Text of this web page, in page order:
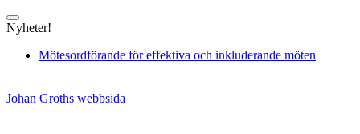
to
Nyheter!
Mötesordförande för effektiva och inkluderande möten
Johan Groths webbsida